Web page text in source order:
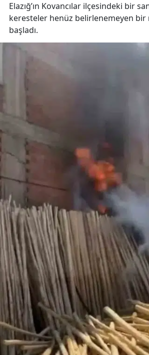
Elazığ’ın Kovancılar ilçesindeki bir
keresteler henüz belirlenemeyen bir
başladı.